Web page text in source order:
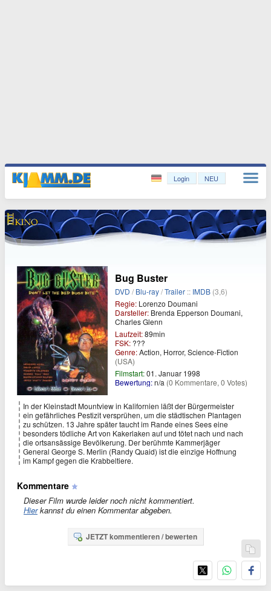
Login NEU
Bug Buster
DVD /Blu-ray/Trailer :: IMDB (3,6)
Regie: Lorenzo Doumani
Darsteller: Brenda Epperson Doumani,
Charles Glenn
Laufzeit:89min
FSK: ???
Genre:Action, Horror, Science-Fiction
(USA)
Filmstart:01. Januar 1998
Bewertung:n/a (0 Kommentare, 0 Votes)
In der Kleinstadt Mountview in Kalifornien läßt der Bürgermeister
ein gefährliches Pestizit versprühen, um die städtischen Plantagen
zu schützen. 13 Jahre später taucht im Rande eines Sees eine
besonders tödliche Art von Kakerlaken auf und tötet nach und nach
die ortsansässige Bevölkerung. Der berühmte Kammerjäger
General George S. Merlin (Randy Quaid) ist die einzige Hoffnung
im Kampf gegen die Krabbeltiere.
Kommentare
Dieser Film wurde leider noch nicht kommentiert.
Hierkannst du einen Kommentar abgeben.
JETZT kommentieren / bewerten